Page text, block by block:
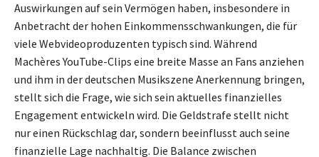
Auswirkungen auf sein Vermögen haben, insbesondere in
Anbetracht der hohen Einkommensschwankungen, die für
viele Webvideoproduzenten typisch sind. Während
Machères YouTube-Clips eine breite Masse an Fans anziehen
und ihm in der deutschen Musikszene Anerkennung bringen,
stellt sich die Frage, wie sich sein aktuelles finanzielles
Engagement entwickeln wird. Die Geldstrafe stellt nicht
nur einen Rückschlag dar, sondern beeinflusst auch seine
finanzielle Lage nachhaltig. Die Balance zwischen